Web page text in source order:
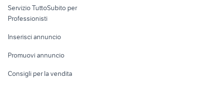
Informatica
Console e
Fotografia
Servizio TuttoSubito per
Professionisti
Inserisci annuncio
Promuovi annuncio
Consigli per la vendita